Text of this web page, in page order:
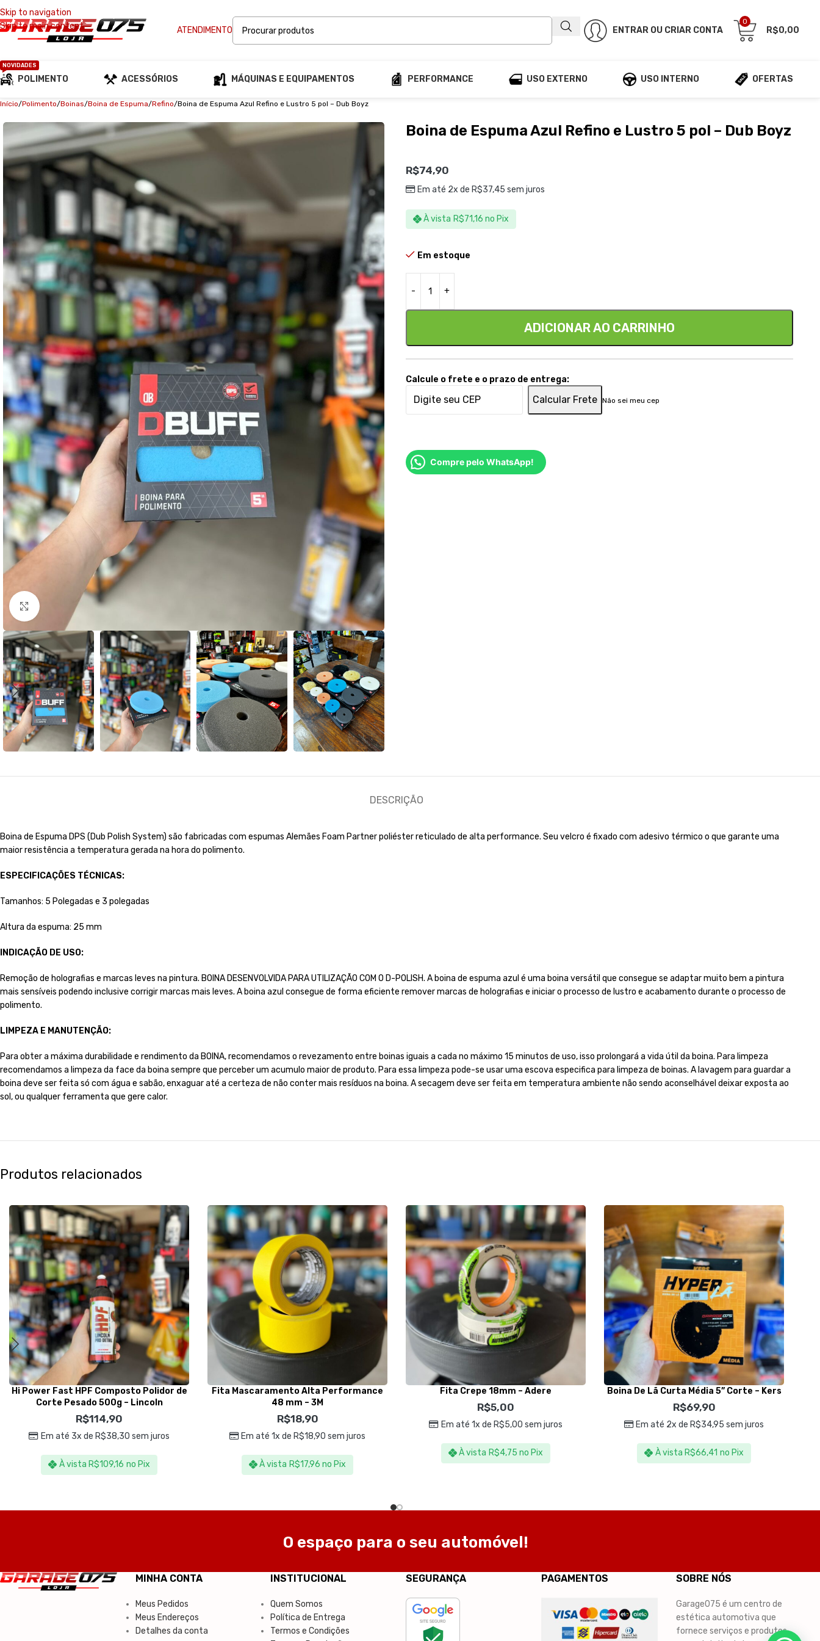
Skip to navigation
Skip to main content
ATENDIMENTO ENTRAR OU CRIAR CONTA
0
R$0,00
POLIMENTO
NOVIDADES
ACESSÓRIOS MÁQUINAS E EQUIPAMENTOS PERFORMANCE USO EXTERNO USO INTERNO OFERTAS
Início Polimento Boinas Boina de Espuma Refino Boina de Espuma Azul Refino e Lustro 5 pol – Dub Boyz
Clique para ampliar
Boina de Espuma Azul Refino e Lustro 5 pol – Dub Boyz
R$74,90
Em até 2x de R$37,45 sem juros
À vista R$71,16 no Pix
Em estoque
ADICIONAR AO CARRINHO
Calcule o frete e o prazo de entrega:
Calcular Frete Não sei meu cep
Compre pelo WhatsApp!
DESCRIÇÃO
Boina de Espuma DPS (Dub Polish System) são fabricadas com espumas Alemães Foam Partner poliéster reticulado de alta performance. Seu velcro é fixado com adesivo térmico o que garante uma
maior resistência a temperatura gerada na hora do polimento.
ESPECIFICAÇÕES TÉCNICAS:
Tamanhos: 5 Polegadas e 3 polegadas
Altura da espuma: 25 mm
INDICAÇÃO DE USO:
Remoção de holografias e marcas leves na pintura. BOINA DESENVOLVIDA PARA UTILIZAÇÃO COM O D-POLISH. A boina de espuma azul é uma boina versátil que consegue se adaptar muito bem a pintura
mais sensíveis podendo inclusive corrigir marcas mais leves. A boina azul consegue de forma eficiente remover marcas de holografias e iniciar o processo de lustro e acabamento durante o processo de
polimento.
LIMPEZA E MANUTENÇÃO:
Para obter a máxima durabilidade e rendimento da BOINA, recomendamos o revezamento entre boinas iguais a cada no máximo 15 minutos de uso, isso prolongará a vida útil da boina. Para limpeza
recomendamos a limpeza da face da boina sempre que perceber um acumulo maior de produto. Para essa limpeza pode-se usar uma escova especifica para limpeza de boinas. A lavagem para guardar a
boina deve ser feita só com água e sabão, enxaguar até a certeza de não conter mais resíduos na boina. A secagem deve ser feita em temperatura ambiente não sendo aconselhável deixar exposta ao
sol, ou qualquer ferramenta que gere calor.
Produtos relacionados
Hi Power Fast HPF Composto Polidor de
Corte Pesado 500g – Lincoln
R$114,90
Em até 3x de R$38,30 sem juros
À vista R$109,16 no Pix
Fita Mascaramento Alta Performance
48 mm – 3M
R$18,90
Em até 1x de R$18,90 sem juros
À vista R$17,96 no Pix
Fita Crepe 18mm – Adere
R$5,00
Em até 1x de R$5,00 sem juros
À vista R$4,75 no Pix
Boina De Lã Curta Média 5” Corte – Kers
R$69,90
Em até 2x de R$34,95 sem juros
À vista R$66,41 no Pix
O espaço para o seu automóvel!
MINHA CONTA
Meus Pedidos
Meus Endereços
Detalhes da conta
INSTITUCIONAL
Quem Somos
Política de Entrega
Termos e Condições
SEGURANÇA PAGAMENTOS SOBRE NÓS
Garage075 é um centro de
estética automotiva que
fornece serviços e produtos,